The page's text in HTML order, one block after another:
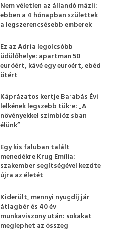
Nem véletlen az állandó mázli:
ebben a 4 hónapban születtek
a legszerencsésebb emberek
Ez az Adria legolcsóbb
üdülőhelye: apartman 50
euróért, kávé egy euróért, ebéd
ötért
Káprázatos kertje Barabás Évi
lelkének legszebb tükre: „A
növényekkel szimbiózisban
élünk”
Egy kis faluban talált
menedékre Krug Emília:
szakember segítségével kezdte
újra az életét
Kiderült, mennyi nyugdíj jár
átlagbér és 40 év
munkaviszony után: sokakat
meglephet az összeg